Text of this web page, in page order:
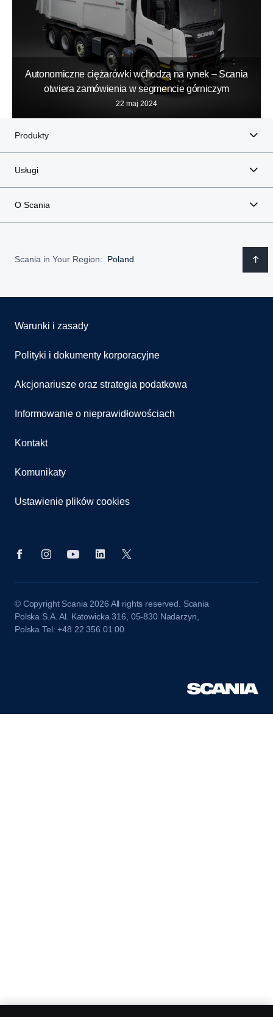
Autonomiczne ciężarówki wchodzą na rynek – Scania
otwiera zamówienia w segmencie górniczym
22 maj 2024
Produkty
Usługi
O Scania
Scania in Your Region: Poland
Warunki i zasady
Polityki i dokumenty korporacyjne
Akcjonariusze oraz strategia podatkowa
Informowanie o nieprawidłowościach
Kontakt
Komunikaty
Ustawienie plików cookies
© Copyright Scania 2026 All rights reserved. Scania
Polska S.A. Al. Katowicka 316, 05-830 Nadarzyn,
Polska Tel: +48 22 356 01 00